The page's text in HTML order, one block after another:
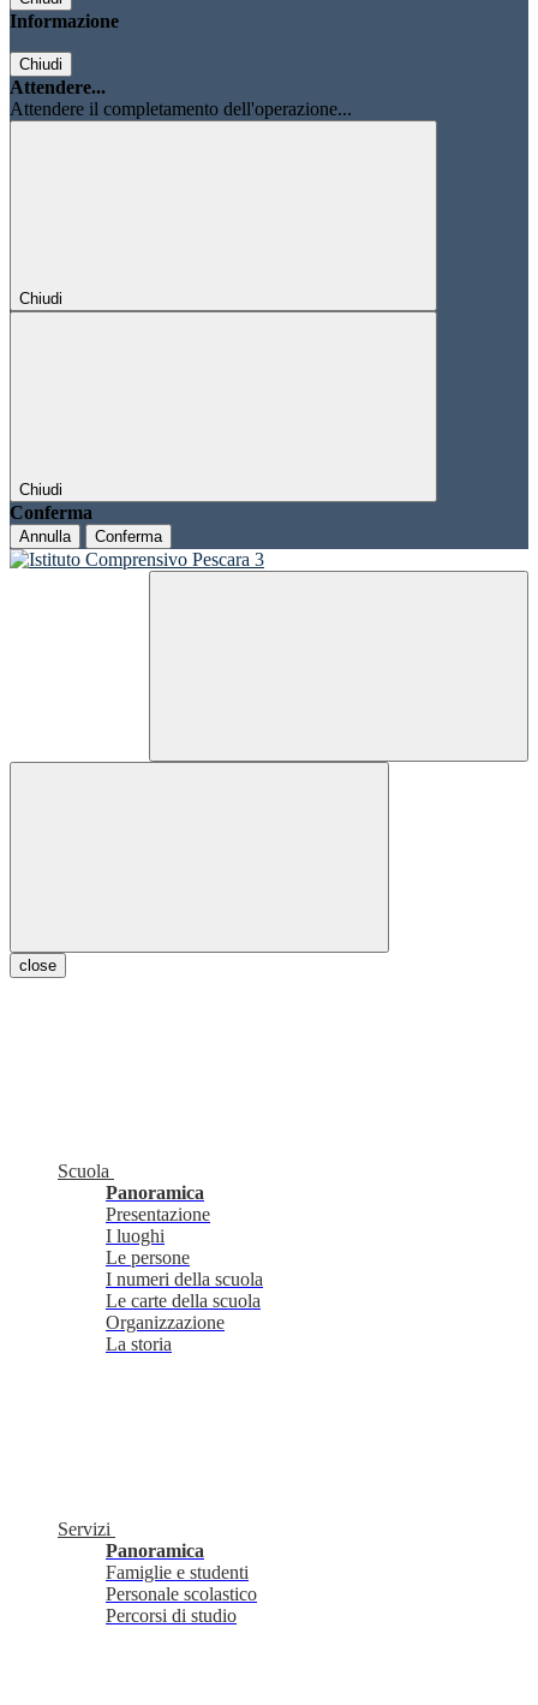
Informazione
Chiudi
Attendere...
Attendere il completamento dell'operazione...
Chiudi
Chiudi
Conferma
Annulla Conferma
close
Scuola
Panoramica
Presentazione
I luoghi
Le persone
I numeri della scuola
Le carte della scuola
Organizzazione
La storia
Servizi
Panoramica
Famiglie e studenti
Personale scolastico
Percorsi di studio